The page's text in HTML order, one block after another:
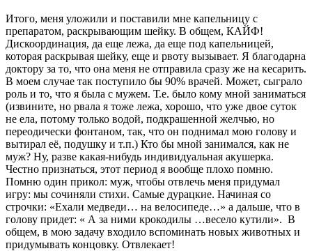
Итого, меня уложили и поставили мне капельницу с
препаратом, раскрывающим шейку. В общем, КАЙФ!
Дискоординация, да еще лежа, да еще под капельницей,
которая раскрывая шейку, еще и рвоту вызывает. Я благодарна
доктору за то, что она меня не отправила сразу же на кесарить.
В моем случае так поступило бы 90% врачей. Может, сыграло
роль и то, что я была с мужем. Т.е. было кому мной заниматься
(извините, но рвала я тоже лежа, хорошо, что уже двое суток
не ела, потому только водой, подкрашенной желчью, но
переодически фонтаном, так, что он поднимал мою голову и
вытирал её, подушку и т.п.) Кто бы мной занимался, как не
муж? Ну, разве какая-нибудь индивидуальная акушерка.
Честно признаться, этот период я вообще плохо помню.
Помню один прикол: муж, чтобы отвлечь меня придумал
игру: мы сочиняли стихи. Самые дурацкие. Начиная со
строчки: «Ехали медведи… на велосипеде…» а дальше, что в
голову придет: « А за ними крокодилы …весело кутили». В
общем, в мою задачу входило вспоминать новых животных и
придумывать концовку. Отвлекает!